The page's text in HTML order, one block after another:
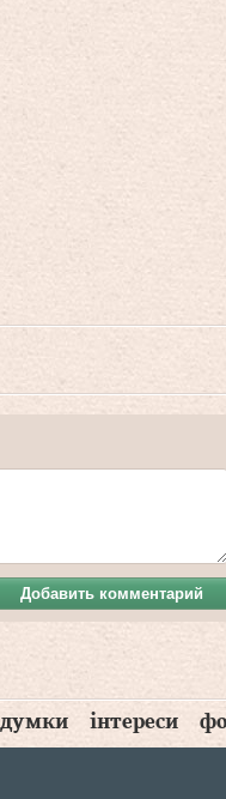
Добавить комментарий
думки інтереси